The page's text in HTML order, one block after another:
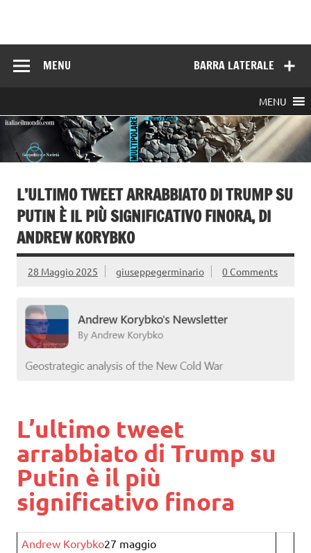
BARRA LATERALE
MENU
MENU
L’ULTIMO TWEET ARRABBIATO DI TRUMP SU
PUTIN È IL PIÙ SIGNIFICATIVO FINORA, DI
ANDREW KORYBKO
28 Maggio 2025 giuseppegerminario 0 Comments
L’ultimo tweet
arrabbiato di Trump su
Putin è il più
significativo finora
Andrew Korybko27 maggio